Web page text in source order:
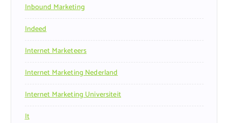
Inbound Marketing
Indeed
Internet Marketeers
Internet Marketing Nederland
Internet Marketing Universiteit
It